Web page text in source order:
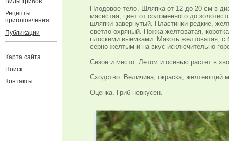
Рецепты
приготовления
Публикации
Карта сайта
Поиск
Контакты
Плодовое тело. Шляпка от 12 до 20 см в
мясистая, цвет от соломенного до
шляпки завернутый. Пластинки редкие,
светло-охряный. Ножка желтоватая,
плоскими выемками. Мякоть желтоватая,
серно-желтым и на вкус исключительно
Сезон и место. Летом и осенью растет в
Сходство. Величина, окраска, желтеющий
Оценка. Гриб невкусен.